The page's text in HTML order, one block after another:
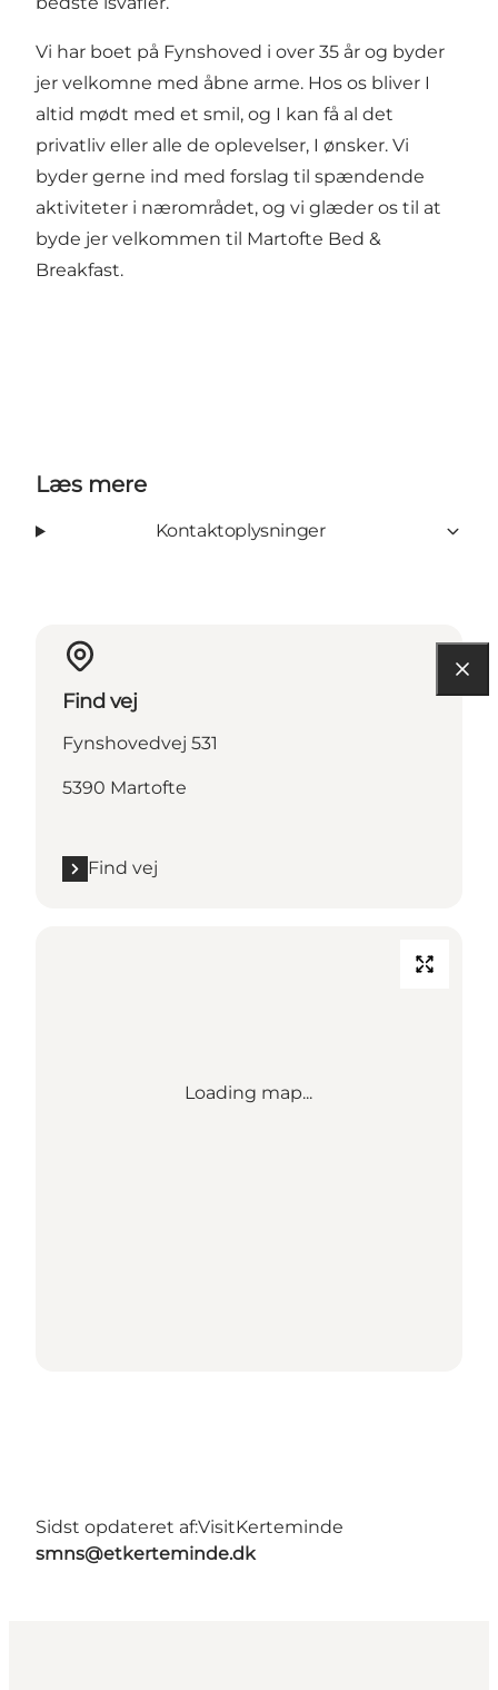
Vi har boet på Fynshoved i over 35 år og byder
jer velkomne med åbne arme. Hos os bliver I
altid mødt med et smil, og I kan få al det
privatliv eller alle de oplevelser, I ønsker. Vi
byder gerne ind med forslag til spændende
aktiviteter i nærområdet, og vi glæder os til at
byde jer velkommen til Martofte Bed &
Breakfast.
Læs mere
Kontaktoplysninger
Find vej
Fynshovedvej 531
5390 Martofte
Find vej
Loading map...
Sidst opdateret af:VisitKerteminde
smns@etkerteminde.dk